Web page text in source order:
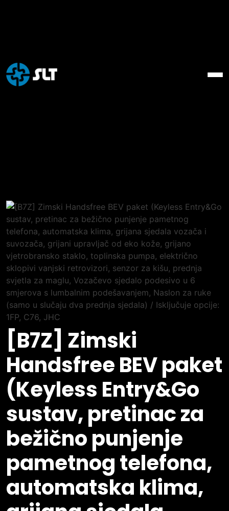
[B7Z] Zimski
Handsfree BEV paket
(Keyless Entry&Go
sustav, pretinac za
bežično punjenje
pametnog telefona,
automatska klima,